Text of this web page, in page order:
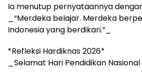
Ia menutup pernyataannya
_“Merdeka belajar. Merdeka
Indonesia yang berdikari.”_
*Refleksi Hardiknas 2026*
_Selamat Hari Pendidikan Nasional